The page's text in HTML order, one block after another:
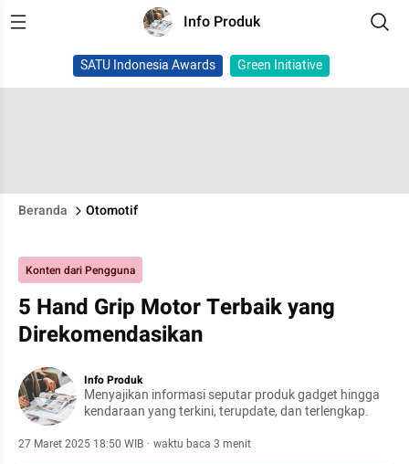
Info Produk
SATU Indonesia Awards Green Initiative
Beranda Otomotif
Konten dari Pengguna
5 Hand Grip Motor Terbaik yang
Direkomendasikan
Info Produk
Menyajikan informasi seputar produk gadget hingga
kendaraan yang terkini, terupdate, dan terlengkap.
27 Maret 2025 18:50 WIB · waktu baca 3 menit